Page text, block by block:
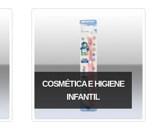
COSMÉTICA E HIGIENE
INFANTIL